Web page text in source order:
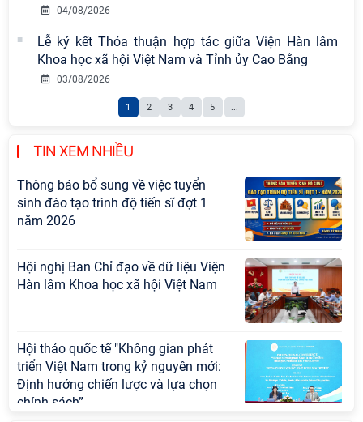
04/08/2026
Lễ ký kết Thỏa thuận hợp tác giữa Viện Hàn lâm
Khoa học xã hội Việt Nam và Tỉnh ủy Cao Bằng
03/08/2026
1 2 3 4 5 ...
TIN XEM NHIỀU
nguyên mới: Định hướng chiến lược
vào thứ ba, ngày 28/7/2026
Hội nghị Lãnh đạo Viện Hàn lâm
Khoa học xã hội Việt Nam làm việc
với Ban Chủ nhiệm các Chương trình
cấp Bộ
Thông báo bổ sung về việc tuyển
sinh đào tạo trình độ tiến sĩ đợt 1
năm 2026
Hội nghị Ban Chỉ đạo về dữ liệu Viện
Hàn lâm Khoa học xã hội Việt Nam
Hội thảo quốc tế "Không gian phát
triển Việt Nam trong kỷ nguyên mới:
Định hướng chiến lược và lựa chọn
chính sách”